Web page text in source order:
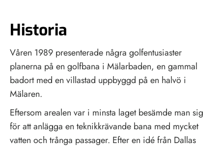
Historia
Våren 1989 presenterade några golfentusiaster
planerna på en golfbana i Mälarbaden, en gammal
badort med en villastad uppbyggd på en halvö i
Mälaren.
Eftersom arealen var i minsta laget besämde man sig
för att anlägga en teknikkrävande bana med mycket
vatten och trånga passager. Efter en idé från Dallas